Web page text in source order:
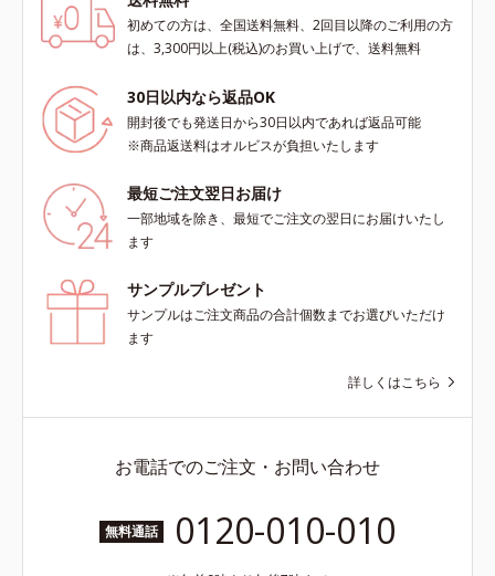
初めての方は、全国送料無料、2回目以降のご利用の方
は、3,300円以上(税込)のお買い上げで、送料無料
30日以内なら返品OK
開封後でも発送日から30日以内であれば返品可能
※商品返送料はオルビスが負担いたします
最短ご注文翌日お届け
一部地域を除き、最短でご注文の翌日にお届けいたし
ます
サンプルプレゼント
サンプルはご注文商品の合計個数までお選びいただけ
ます
詳しくはこちら
お電話でのご注文・お問い合わせ
無料通話 0120-010-010